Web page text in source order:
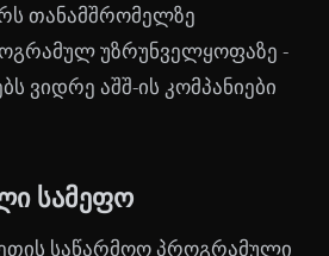
თანამშრომელზე
უზრუნველყოფაზე -
ვიდრე აშშ-ის კომპანიები
სამეფო
საწარმოო პროგრამული